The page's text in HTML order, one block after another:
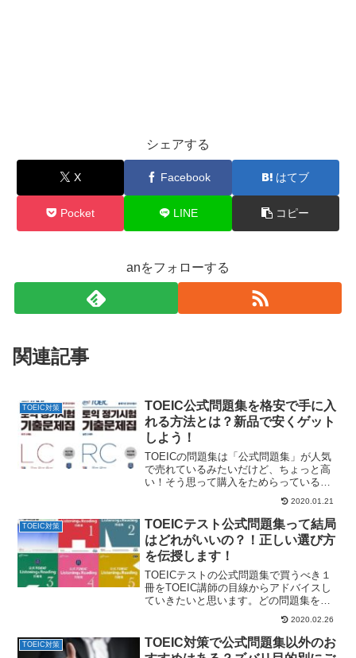
シェアする
X Facebook はてブ
Pocket LINE コピー
anをフォローする
関連記事
TOEIC対策
TOEIC公式問題集を格安で手に入
れる方法とは？新品で安くゲット
しよう！
TOEICの問題集は「公式問題集」が人気
で売れているみたいだけど、ちょっと高
い！そう思って購入をためらっている方
のために、TOEIC公式問題集を格安で入
2020.01.21
TOEIC対策
TOEICテスト公式問題集って結局
はどれがいいの？！正しい選び方
を伝授します！
TOEICテストの公式問題集で買うべき１
冊をTOEIC講師の目線からアドバイスし
ていきたいと思います。どの問題集を選
べばいいのか分からず困っている方はぜ
ひ参考にしてみてください＾＾
2020.02.26
TOEIC対策
TOEIC対策で公式問題集以外のお